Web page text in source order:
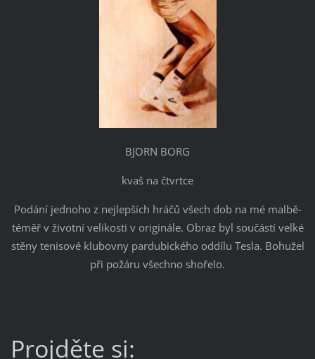
BJORN BORG
kvaš na čtvrtce
Podání jednoho z nejlepších hráčů všech dob na mé malbě-
téměř v životní velikosti v originále. Obraz byl součástí velké
stěny tenisové klubovny pardubického oddílu Tesla. Bohužel
při požáru všechno shořelo.
Projděte si: